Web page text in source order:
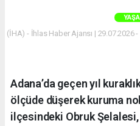
(İHA) - İhlas Haber Ajansı | 29.07.2026
Adana’da geçen yıl
ölçüde düşerek kuruma
ilçesindeki Obruk